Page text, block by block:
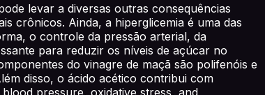
levar a diversas outras consequências
crônicos. Ainda, a hiperglicemia é uma das
o controle da pressão arterial, da
para reduzir os níveis de açúcar no
do vinagre de maçã são polifenóis e
disso, o ácido acético contribui com
pressure, oxidative stress, and